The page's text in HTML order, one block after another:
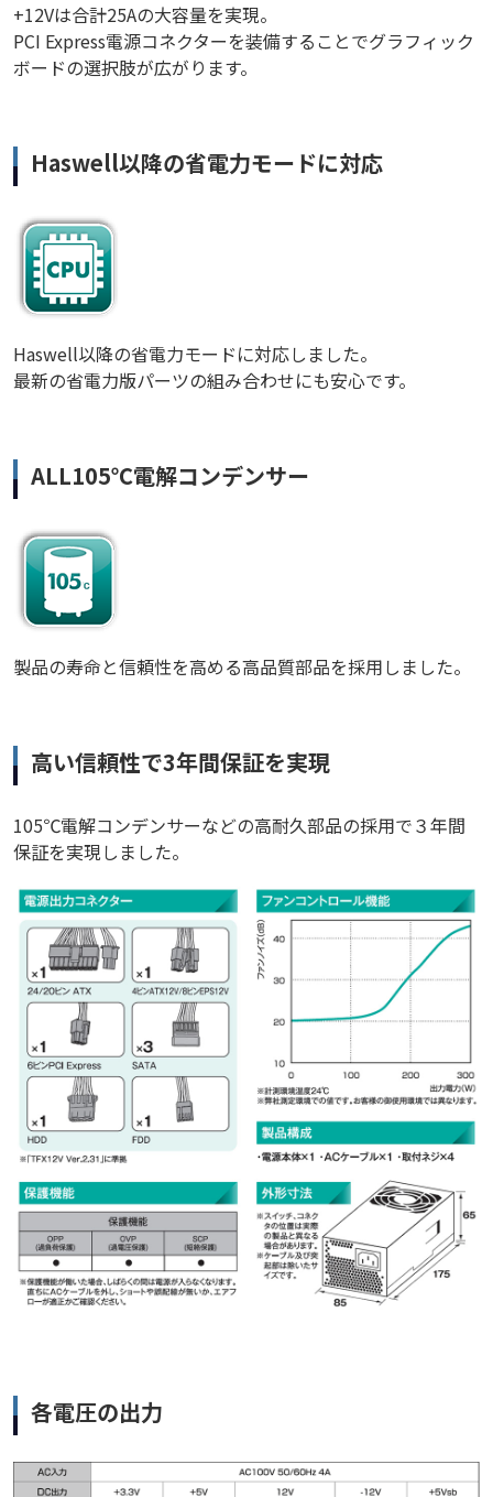
+12Vは合計25Aの大容量を実現。
PCI Express電源コネクターを装備することでグラフィック
ボードの選択肢が広がります。
Haswell以降の省電力モードに対応
Haswell以降の省電力モードに対応しました。
最新の省電力版パーツの組み合わせにも安心です。
ALL105℃電解コンデンサー
製品の寿命と信頼性を高める高品質部品を採用しました。
高い信頼性で3年間保証を実現
105℃電解コンデンサーなどの高耐久部品の採用で３年間
保証を実現しました。
各電圧の出力